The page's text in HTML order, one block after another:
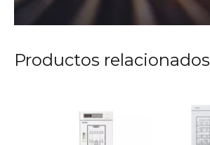
Productos relacionados